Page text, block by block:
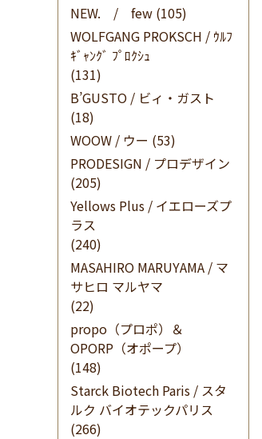
NEW. / few (105)
WOLFGANG PROKSCH / ｳﾙﾌ
ｷﾞｬﾝｸﾞ ﾌﾟﾛｸｼｭ
(131)
B’GUSTO / ビィ・ガスト
(18)
WOOW / ウー (53)
PRODESIGN / プロデザイン
(205)
Yellows Plus / イエローズプ
ラス
(240)
MASAHIRO MARUYAMA / マ
サヒロ マルヤマ
(22)
propo（プロポ）＆
OPORP（オポープ）
(148)
Starck Biotech Paris / スタ
ルク バイオテックパリス
(266)